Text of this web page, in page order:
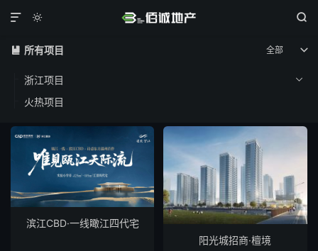
 

全部 
 所有项目
浙江项目 
火热项目
滨江CBD·一线瞰江四代宅
阳光城招商·檀境